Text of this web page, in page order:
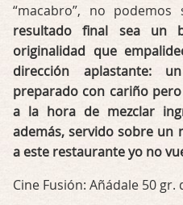
“macabro”, no
resultado final sea un
originalidad que
dirección aplastante:
preparado con cariño
a la hora de mezclar
además, servido sobre un
a este restaurante yo no
Cine Fusión: Añádale 50 gr.